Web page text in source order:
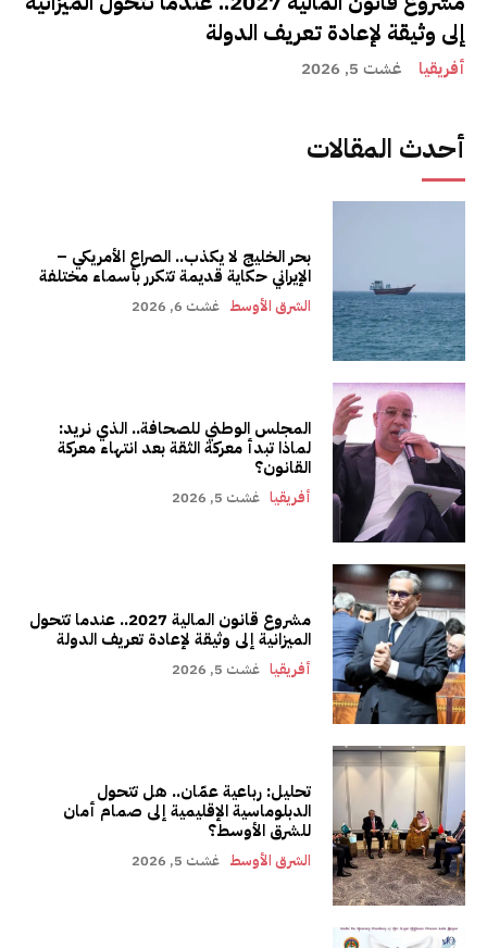
إلى وثيقة لإعادة تعريف الدولة
أفريقيا غشت 5, 2026
أحدث المقالات
بحر الخليج لا يكذب.. الصراع الأمريكي –
الإيراني حكاية قديمة تتكرر بأسماء مختلفة
الشرق الأوسط غشت 6, 2026
المجلس الوطني للصحافة.. الذي نريد:
لماذا تبدأ معركة الثقة بعد انتهاء معركة
القانون؟
أفريقيا غشت 5, 2026
مشروع قانون المالية 2027.. عندما تتحول
الميزانية إلى وثيقة لإعادة تعريف الدولة
أفريقيا غشت 5, 2026
تحليل: رباعية عمّان.. هل تتحول
الدبلوماسية الإقليمية إلى صمام أمان
للشرق الأوسط؟
الشرق الأوسط غشت 5, 2026